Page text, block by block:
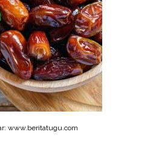
www.beritatugu.com